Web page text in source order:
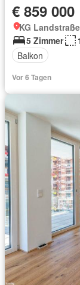
€ 859 000
KG
5 Zimmer
Balkon
Vor 6 Tagen